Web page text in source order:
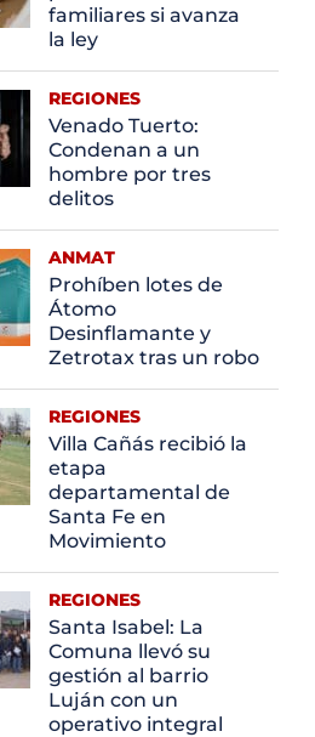
familiares si avanza
la ley
REGIONES
Venado Tuerto:
Condenan a un
hombre por tres
delitos
ANMAT
Prohíben lotes de
Átomo
Desinflamante y
Zetrotax tras un robo
REGIONES
Villa Cañás recibió la
etapa
departamental de
Santa Fe en
Movimiento
REGIONES
Santa Isabel: La
Comuna llevó su
gestión al barrio
Luján con un
operativo integral